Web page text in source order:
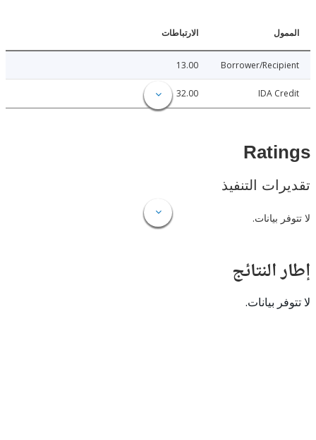
الارتباطات
Borrower/
13.00
IDA
التنفيذ
بيانات.
بيانات.